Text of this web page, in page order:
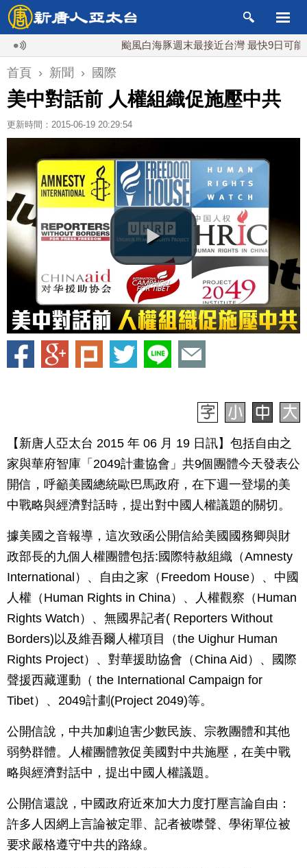
颱風白海豚週末最接近台灣 最快9日可能登陸中
首頁 › 新聞 › 國際
美中對話前 人權組織促施壓中共
更新時間：2015-06-19 20:29:54
【新唐人亞太台 2015 年 06 月 19 日訊】包括自由之
家與華府智庫「2049計畫協會」共9個團體今天發表公
開信，呼籲美國總統歐巴馬政府，在下週一登場的美
中戰略與經濟對話時，提出對中國人權議題的關切。
據美國之音報導，這次致函公開信給美國國務卿與財
政部長的九個人權團體包括:國際特赦組織（Amnesty
International）、自由之家（Freedom House）、中國
人權（Human Rights in China）、人權觀察（Human
Rights Watch）、無國界記者( Reporters Without
Borders)以及維吾爾人權項目（the Uighur Human
Rights Project）、對華援助協會（China Aid）、國際
聲援西藏運動（ the International Campaign for
Tibet）、2049計劃(Project 2049)等。
公開信說，中共加劇迫害少數民族、宗教團體和其他
弱勢群體。人權團體敦促美國對中共施壓，在美中戰
略與經濟對話中，提出中國人權議題。
公開信還說，中國政府近來加大力度打壓言論自由：
許多人因網上言論被定罪、記者被噤聲、學術單位被
要求嚴格遵守中共的路線。